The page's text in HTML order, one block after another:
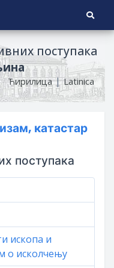
поступака
Ћирилица |Latinica
катастар
поступака
ископа и
о исколчењу